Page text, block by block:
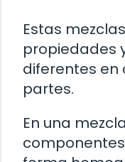
Estas
propiedades
diferentes en
partes.
En una